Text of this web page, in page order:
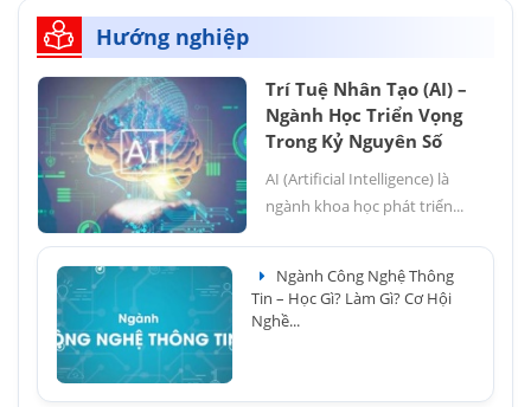
Hướng nghiệp
Trí Tuệ Nhân Tạo (AI) –
Ngành Học Triển Vọng
Trong Kỷ Nguyên Số
AI (Artificial Intelligence) là
ngành khoa học phát triển...
Ngành Công Nghệ Thông
Tin – Học Gì? Làm Gì? Cơ Hội
Nghề...